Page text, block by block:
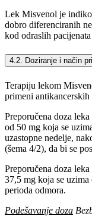
Lek Misvenol je
dobro diferenciranih
kod odraslih
4.2. Doziranje i način
Terapiju lekom
primeni antikancerskih
Preporučena doza
od 50 mg koja se
uzastopne nedelje,
(šema 4/2), da bi se
Preporučena doza
37,5 mg koja se
perioda odmora.
Podešavanje doza